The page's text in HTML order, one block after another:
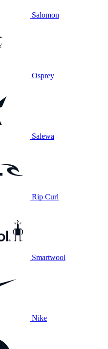
Salomon
Osprey
Salewa
Rip Curl
Smartwool
Nike